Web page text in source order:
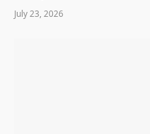
July 23, 2026